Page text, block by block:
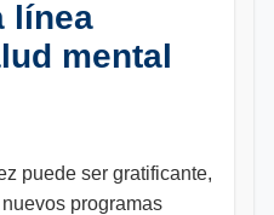
línea
mental
puede ser gratificante,
programas